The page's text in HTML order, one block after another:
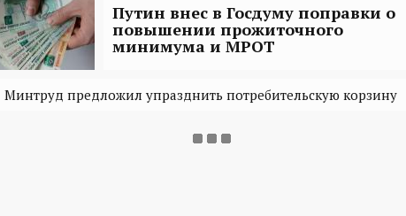
Путин внес в Госдуму поправки о
повышении прожиточного
минимума и МРОТ
Минтруд предложил упразднить потребительскую корзину